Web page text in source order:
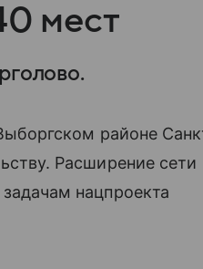
мест
районе
Расширение сети
нацпроекта